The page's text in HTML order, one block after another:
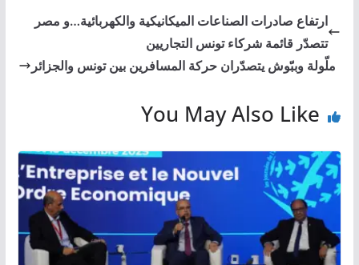
ارتفاع صادرات الصناعات الميكانيكية والكهربائية…و مصر
تتصدّر قائمة شركاء تونس التجاريين
ملّولة وببّوش يتصدّران حركة المسافرين بين تونس والجزائر
You May Also Like